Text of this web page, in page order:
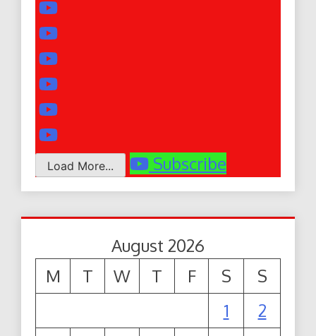
Load More... Subscribe
August 2026
M
T W T F S
S
1
2